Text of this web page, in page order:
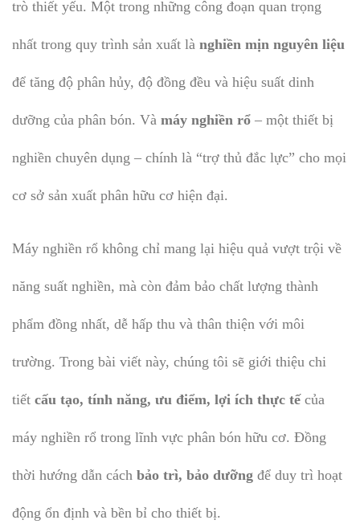
trò thiết yếu. Một trong những công đoạn quan trọng
nhất trong quy trình sản xuất là nghiền mịn nguyên liệu
để tăng độ phân hủy, độ đồng đều và hiệu suất dinh
dưỡng của phân bón. Và máy nghiền rổ – một thiết bị
nghiền chuyên dụng – chính là “trợ thủ đắc lực” cho mọi
cơ sở sản xuất phân hữu cơ hiện đại.
Máy nghiền rổ không chỉ mang lại hiệu quả vượt trội về
năng suất nghiền, mà còn đảm bảo chất lượng thành
phẩm đồng nhất, dễ hấp thu và thân thiện với môi
trường. Trong bài viết này, chúng tôi sẽ giới thiệu chi
tiết cấu tạo, tính năng, ưu điểm, lợi ích thực tếcủa
máy nghiền rổ trong lĩnh vực phân bón hữu cơ. Đồng
thời hướng dẫn cách bảo trì, bảo dưỡng để duy trì hoạt
động ổn định và bền bỉ cho thiết bị.